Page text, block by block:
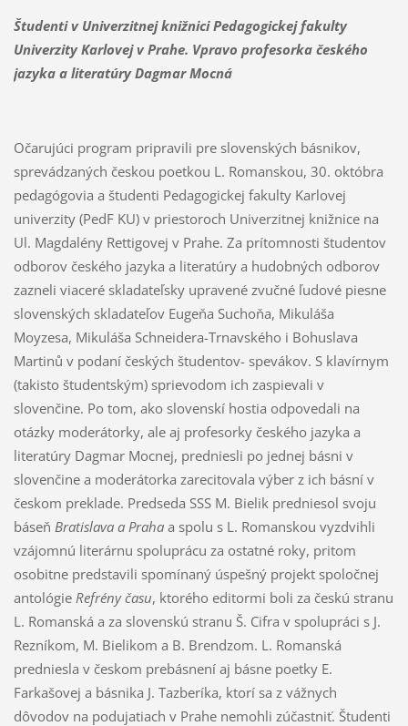
Študenti v Univerzitnej knižnici Pedagogickej fakulty
Univerzity Karlovej v Prahe. Vpravo profesorka českého
jazyka a literatúry Dagmar Mocná
Očarujúci program pripravili pre slovenských básnikov,
sprevádzaných českou poetkou L. Romanskou, 30. októbra
pedagógovia a študenti Pedagogickej fakulty Karlovej
univerzity (PedF KU) v priestoroch Univerzitnej knižnice na
Ul. Magdalény Rettigovej v Prahe. Za prítomnosti študentov
odborov českého jazyka a literatúry a hudobných odborov
zazneli viaceré skladateľsky upravené zvučné ľudové piesne
slovenských skladateľov Eugeňa Suchoňa, Mikuláša
Moyzesa, Mikuláša Schneidera-Trnavského i Bohuslava
Martinů v podaní českých študentov- spevákov. S klavírnym
(takisto študentským) sprievodom ich zaspievali v
slovenčine. Po tom, ako slovenskí hostia odpovedali na
otázky moderátorky, ale aj profesorky českého jazyka a
literatúry Dagmar Mocnej, predniesli po jednej básni v
slovenčine a moderátorka zarecitovala výber z ich básní v
českom preklade. Predseda SSS M. Bielik predniesol svoju
báseň Bratislava a Praha a spolu s L. Romanskou vyzdvihli
vzájomnú literárnu spoluprácu za ostatné roky, pritom
osobitne predstavili spomínaný úspešný projekt spoločnej
antológie Refrény času, ktorého editormi boli za českú stranu
L. Romanská a za slovenskú stranu Š. Cifra v spolupráci s J.
Rezníkom, M. Bielikom a B. Brendzom. L. Romanská
predniesla v českom prebásnení aj básne poetky E.
Farkašovej a básnika J. Tazberíka, ktorí sa z vážnych
dôvodov na podujatiach v Prahe nemohli zúčastniť. Študenti